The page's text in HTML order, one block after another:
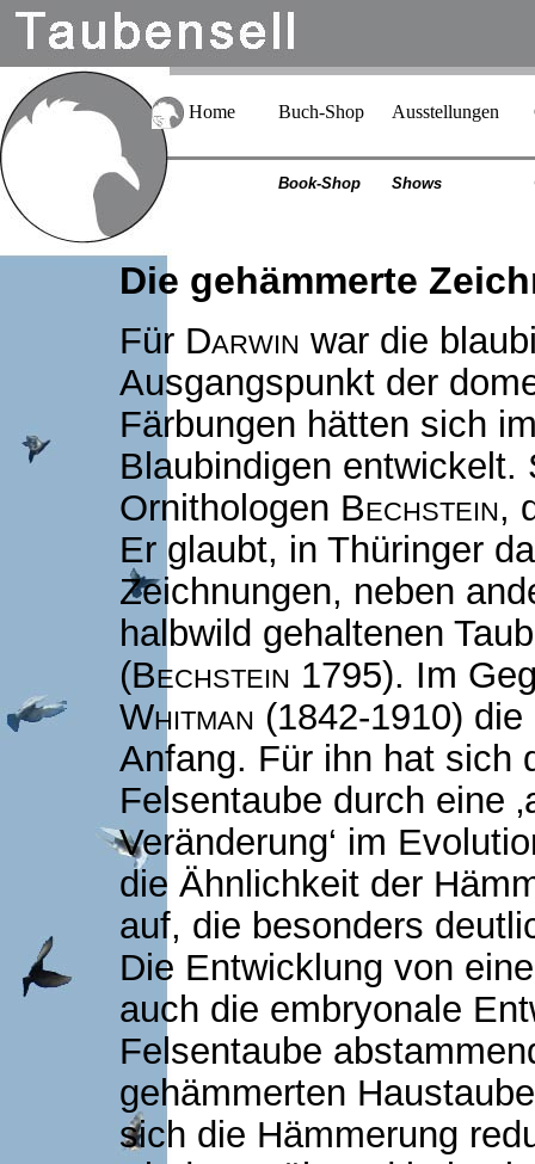
Home Buch-Shop Ausstellungen
Book-Shop Shows
Die gehämmerte
Für Darwin war die
Ausgangspunkt der
Färbungen hätten sich
Blaubindigen
Ornithologen Bechstein,
Er glaubt, in Thüringer
Zeichnungen, neben
halbwild gehaltenen
(Bechstein 1795). Im
Whitman (1842-1910)
Anfang. Für ihn hat sich
Felsentaube durch eine
Veränderung‘ im
die Ähnlichkeit der
auf, die besonders
Die Entwicklung von
auch die embryonale
Felsentaube
gehämmerten
sich die Hämmerung